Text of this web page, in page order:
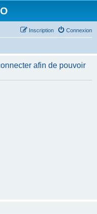
Connexion
Inscription
afin de pouvoir